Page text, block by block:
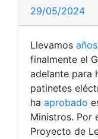
29/05/2024
Llevamos
finalmente el
adelante para
patinetes
ha aprobado
Ministros. Por
Proyecto de